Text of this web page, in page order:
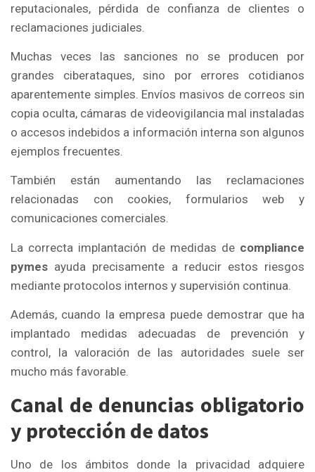
reputacionales, pérdida de confianza de clientes o
reclamaciones judiciales.
Muchas veces las sanciones no se producen por
grandes ciberataques, sino por errores cotidianos
aparentemente simples. Envíos masivos de correos sin
copia oculta, cámaras de videovigilancia mal instaladas
o accesos indebidos a información interna son algunos
ejemplos frecuentes.
También están aumentando las reclamaciones
relacionadas con cookies, formularios web y
comunicaciones comerciales.
La correcta implantación de medidas de compliance
pymes ayuda precisamente a reducir estos riesgos
mediante protocolos internos y supervisión continua.
Además, cuando la empresa puede demostrar que ha
implantado medidas adecuadas de prevención y
control, la valoración de las autoridades suele ser
mucho más favorable.
Canal de denuncias obligatorio
y protección de datos
Uno de los ámbitos donde la privacidad adquiere